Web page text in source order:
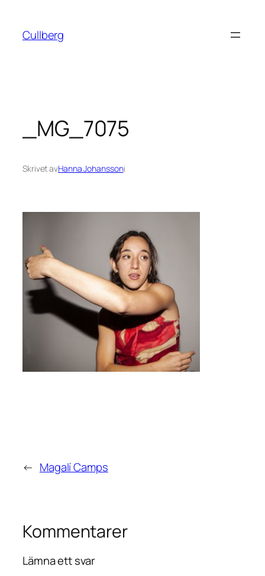
innehåll
Cullberg
_MG_7075
Skrivet avHanna Johanssoni
← Magalí Camps
Kommentarer
Lämna ett svar